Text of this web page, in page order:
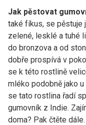
Jak pěstovat
také fíkus, se pěstuje
zelené, lesklé a tuhé
do bronzova a od
dobře prospívá v
se k této rostlině
mléko podobně jako
se tato rostlina řadí
gumovník z Indie.
doma? Pak čtěte dále.